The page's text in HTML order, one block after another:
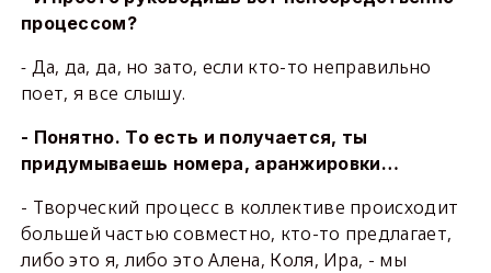
процессом?
- Да, да, да, но зато, если кто-то неправильно
поет, я все слышу.
- Понятно. То есть и получается, ты
придумываешь номера, аранжировки…
- Творческий процесс в коллективе происходит
большей частью совместно, кто-то предлагает,
либо это я, либо это Алена, Коля, Ира, - мы